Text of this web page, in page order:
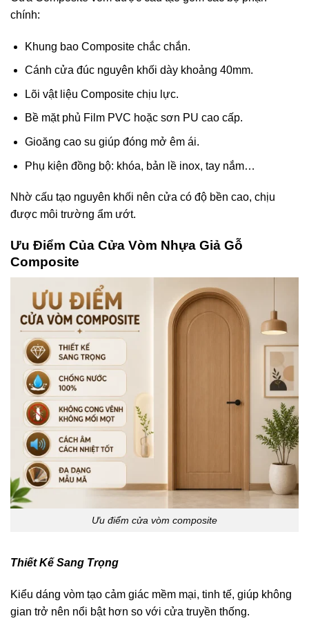
chính:
Khung bao Composite chắc chắn.
Cánh cửa đúc nguyên khối dày khoảng 40mm.
Lõi vật liệu Composite chịu lực.
Bề mặt phủ Film PVC hoặc sơn PU cao cấp.
Gioăng cao su giúp đóng mở êm ái.
Phụ kiện đồng bộ: khóa, bản lề inox, tay nắm…
Nhờ cấu tạo nguyên khối nên cửa có độ bền cao, chịu
được môi trường ẩm ướt.
Ưu Điểm Của Cửa Vòm Nhựa Giả Gỗ
Composite
Ưu điểm cửa vòm composite
Thiết Kế Sang Trọng
Kiểu dáng vòm tạo cảm giác mềm mại, tinh tế, giúp không
gian trở nên nổi bật hơn so với cửa truyền thống.